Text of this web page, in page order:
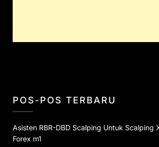
POS-POS TERBARU
Asisten RBR-DBD Scalping Untuk Scalping
Forex m1